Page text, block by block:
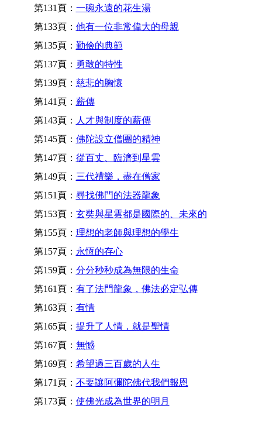
第131頁： 一碗永遠的花生湯
第133頁： 他有一位非常偉大的母親
第135頁： 勤儉的典範
第137頁： 勇敢的特性
第139頁： 慈悲的胸懷
第141頁： 薪傳
第143頁： 人才與制度的薪傳
第145頁： 佛陀設立僧團的精神
第147頁： 從百丈、臨濟到星雲
第149頁： 三代禮樂，盡在僧家
第151頁： 尋找佛門的法器龍象
第153頁： 玄奘與星雲都是國際的、未來的
第155頁： 理想的老師與理想的學生
第157頁： 永恆的存心
第159頁： 分分秒秒成為無限的生命
第161頁： 有了法門龍象，佛法必定弘傳
第163頁： 有情
第165頁： 提升了人情，就是聖情
第167頁： 無憾
第169頁： 希望過三百歲的人生
第171頁： 不要讓阿彌陀佛代我們報恩
第173頁： 使佛光成為世界的明月